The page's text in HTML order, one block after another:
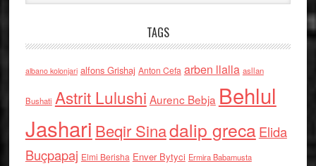
TAGS
albano kolonjari alfons Grishaj Anton Cefa arben llalla asllan
Bushati Astrit Lulushi Aurenc Bebja Behlul
Jashari Beqir Sinadalip grecaElida
Buçpapaj Elmi Berisha Enver Bytyci Ermira Babamusta